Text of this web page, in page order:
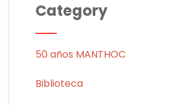
Category
50 años MANTHOC
Biblioteca